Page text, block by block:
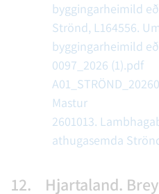
byggingarheimild
Strönd, L164556.
byggingarheimild
0097_2026 (1).pdf
Mastur
2601013.
athugasemda
12. Hjartaland.